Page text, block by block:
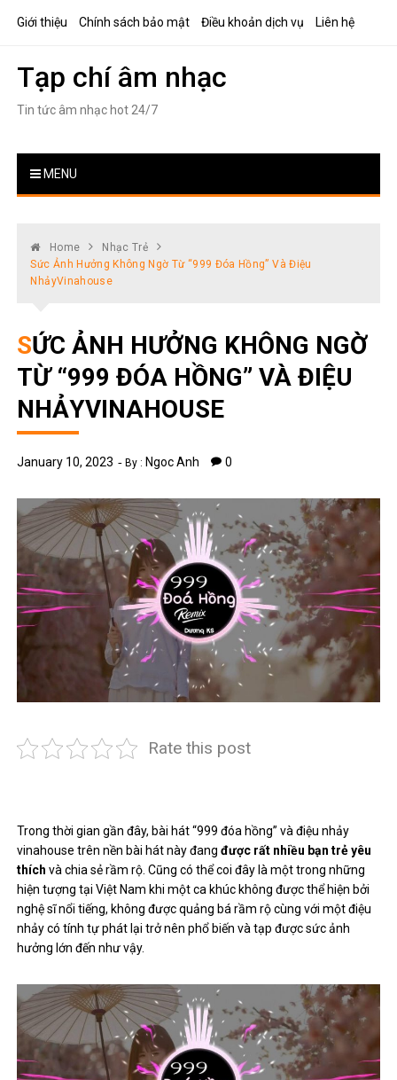
Giới thiệu Chính sách bảo mật Điều khoản dịch vụ Liên hệ
Tạp chí âm nhạc
Tin tức âm nhạc hot 24/7
MENU
Home
Nhạc Trẻ
Sức Ảnh Hưởng Không Ngờ Từ “999 Đóa Hồng” Và Điệu
NhảyVinahouse
SỨC ẢNH HƯỞNG KHÔNG NGỜ
TỪ “999 ĐÓA HỒNG” VÀ ĐIỆU
NHẢYVINAHOUSE
January 10, 2023 By : Ngoc Anh 0
Rate this post
Trong thời gian gần đây, bài hát “999 đóa hồng” và điệu nhảy
vinahouse trên nền bài hát này đangđược rất nhiều bạn trẻ yêu
thích và chia sẻ rầm rộ. Cũng có thể coi đây là một trong những
hiện tượng tại Việt Nam khi một ca khúc không được thể hiện bởi
nghệ sĩ nổi tiếng, không được quảng bá rầm rộ cùng với một điệu
nhảy có tính tự phát lại trở nên phổ biến và tạp được sức ảnh
hưởng lớn đến như vậy.